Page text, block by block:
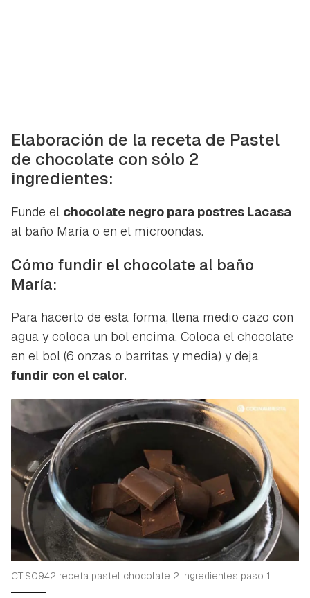
Elaboración de la receta de Pastel
de chocolate con sólo 2
ingredientes:
Funde el chocolate negro para postres Lacasa
al baño María o en el microondas.
Cómo fundir el chocolate al baño
María:
Para hacerlo de esta forma, llena medio cazo con
agua y coloca un bol encima. Coloca el chocolate
en el bol (6 onzas o barritas y media) y deja
fundir con el calor.
CTIS0942 receta pastel chocolate 2 ingredientes paso 1